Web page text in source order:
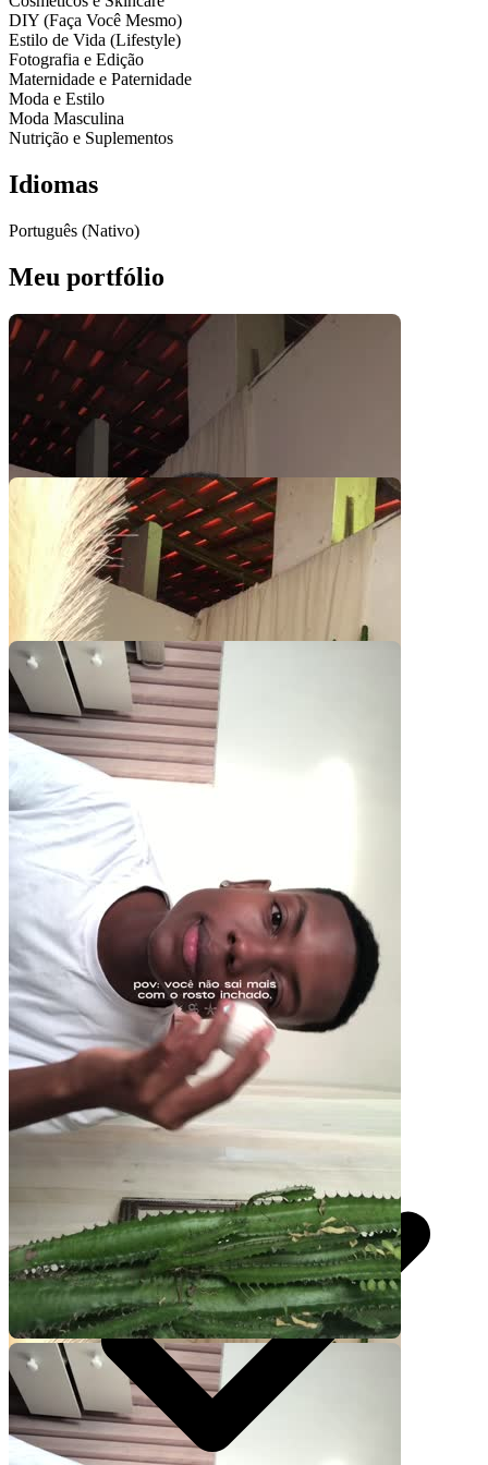
DIY (Faça Você Mesmo)
Estilo de Vida (Lifestyle)
Fotografia e Edição
Maternidade e Paternidade
Moda e Estilo
Moda Masculina
Nutrição e Suplementos
Idiomas
Português (Nativo)
Meu portfólio
Pacotes UGC
Você recebe o arquivo para usar em qualquer canal.
30 segundos
R$
247
por pedido